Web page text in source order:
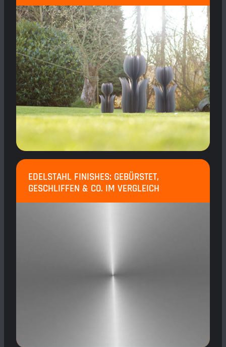
EDELSTAHL FINISHES: GEBÜRSTET,
GESCHLIFFEN & CO. IM VERGLEICH